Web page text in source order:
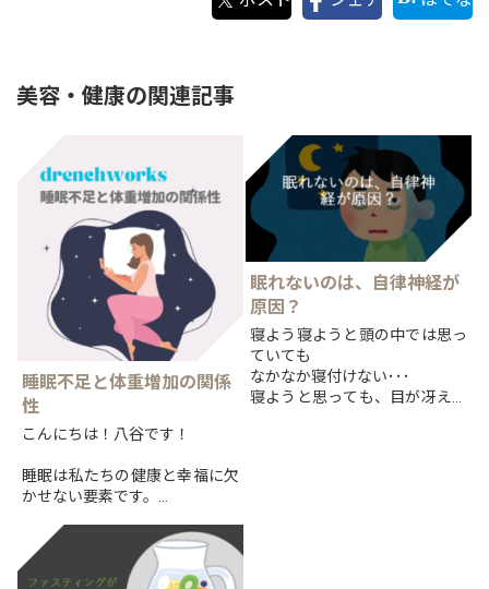
美容・健康の関連記事
睡眠不足と体重増加の関係
性
こんにちは！八谷です！
睡眠は私たちの健康と幸福に欠
かせない要素です。
トレスの多い状況によって、多
くの人々が十分な睡眠をとるこ
とができていないのが現状で
眠れないのは、自律神経が
原因？
寝よう寝ようと頭の中では思っ
ていても
なかなか寝付けない･･･
寝ようと思っても、目が冴えて